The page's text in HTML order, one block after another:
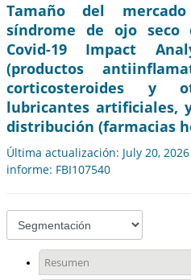
Tamaño del
síndrome de ojo seco
Covid-19 Impact
(productos
corticosteroides y
lubricantes artificiales,
distribución (farmacias
Última actualización: July 20,
informe: FBI107540
Resumen